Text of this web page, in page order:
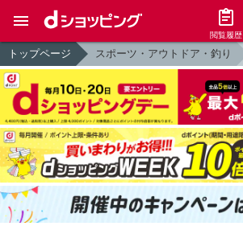
閲覧履歴
トップページ スポーツ・アウトドア・釣り